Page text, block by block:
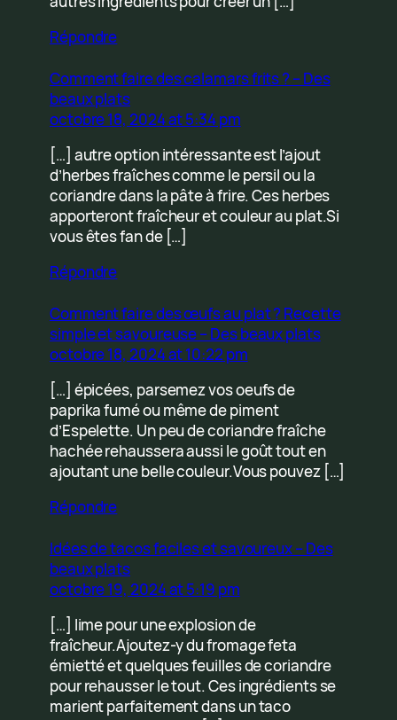
Répondre
Comment faire des calamars frits ? – Des
beaux plats
octobre 18, 2024 at 5:34 pm
[…] autre option intéressante est l’ajout
d’herbes fraîches comme le persil ou la
coriandre dans la pâte à frire. Ces herbes
apporteront fraîcheur et couleur au plat.Si
vous êtes fan de […]
Répondre
Comment faire des œufs au plat ? Recette
simple et savoureuse – Des beaux plats
octobre 18, 2024 at 10:22 pm
[…] épicées, parsemez vos oeufs de
paprika fumé ou même de piment
d’Espelette. Un peu de coriandre fraîche
hachée rehaussera aussi le goût tout en
ajoutant une belle couleur.Vous pouvez […]
Répondre
Idées de tacos faciles et savoureux – Des
beaux plats
octobre 19, 2024 at 5:19 pm
[…] lime pour une explosion de
fraîcheur.Ajoutez-y du fromage feta
émietté et quelques feuilles de coriandre
pour rehausser le tout. Ces ingrédients se
marient parfaitement dans un taco